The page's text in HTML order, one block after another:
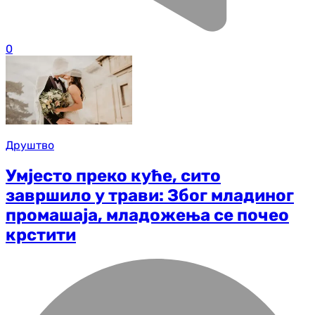
0
Друштво
Умјесто преко куће, сито
завршило у трави: Због младиног
промашаја, младожења се почео
крстити